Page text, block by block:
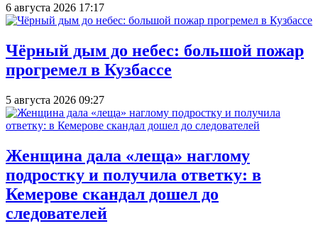
6 августа 2026 17:17
Чёрный дым до небес: большой пожар
прогремел в Кузбассе
5 августа 2026 09:27
Женщина дала «леща» наглому
подростку и получила ответку: в
Кемерове скандал дошел до
следователей